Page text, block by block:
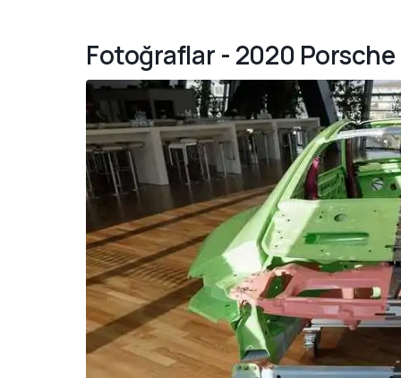
Fotoğraflar - 2020 Porsche